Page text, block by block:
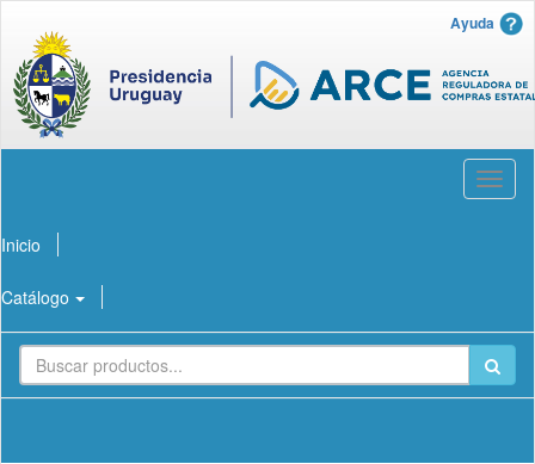
Ayuda
Abrir
menú
Inicio
Catálogo